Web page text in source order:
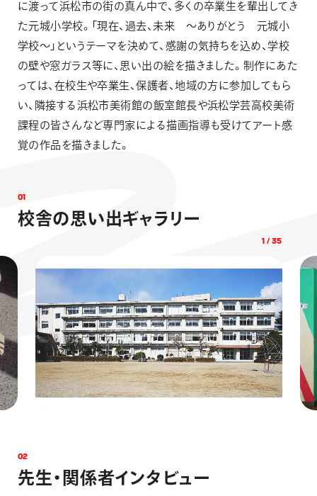
に渡って浜松市の街の真ん中で、多くの卒業生を輩出してき
た元城小学校。「現在、過去、未来 ～ありがとう 元城小
学校～」というテーマを決めて、感謝の気持ちを込め、学校
の壁や窓ガラス等に、思い出の絵を描きました。制作にあた
っては、在校生や卒業生、保護者、地域の方に参加してもら
い、隣接する浜松市美術館の飯室館長や浜松学芸高校美術
課程の皆さんなど専門家による描画指導も受けてアート感
覚の作品を描きました。
01
校舎の思い出ギャラ リ ー
1 /35
02
先生 ・ 関 係者インタ ビュ ー